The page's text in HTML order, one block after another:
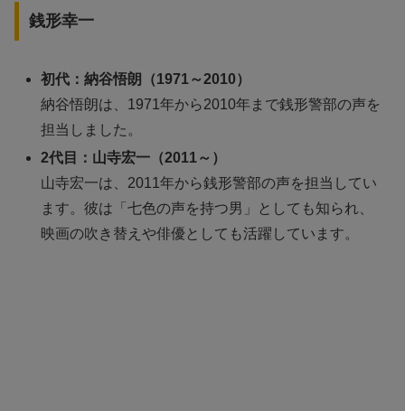
銭形幸一
初代：納谷悟朗（1971～2010）
納谷悟朗は、1971年から2010年まで銭形警部の声を
担当しました。
2代目：山寺宏一（2011～）
山寺宏一は、2011年から銭形警部の声を担当してい
ます。彼は「七色の声を持つ男」としても知られ、
映画の吹き替えや俳優としても活躍しています。